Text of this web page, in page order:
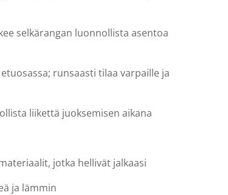
selkärangan luonnollista asentoa
runsaasti tilaa varpaille ja
liikettä juoksemisen aikana
jotka hellivät jalkaasi
ja lämmin